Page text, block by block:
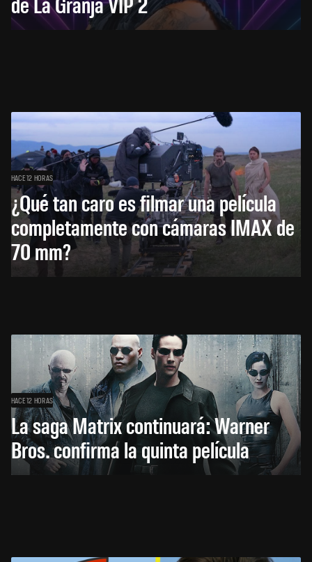
HACE 12 HORAS
¿Qué tan caro es filmar una película
completamente con cámaras IMAX de
70 mm?
HACE 12 HORAS
La saga Matrix continuará: Warner
Bros. confirma la quinta película